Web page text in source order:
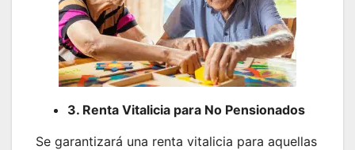
3. Renta Vitalicia para No Pensionados
Se garantizará una renta vitalicia para aquellas